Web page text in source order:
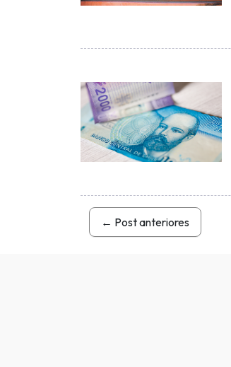
← Post anteriores